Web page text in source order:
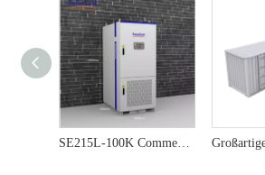
SE215L-100K Commercial & Industrial Battery Energy Speichersystem | Skalierbare und effiziente Bess -Lösung